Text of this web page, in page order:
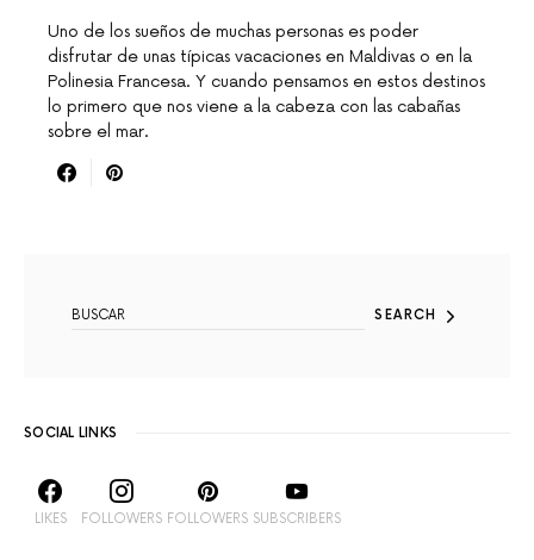
Uno de los sueños de muchas personas es poder
disfrutar de unas típicas vacaciones en Maldivas o en la
Polinesia Francesa. Y cuando pensamos en estos destinos
lo primero que nos viene a la cabeza con las cabañas
sobre el mar.
SEARCH
SOCIAL LINKS
LIKES FOLLOWERS FOLLOWERS SUBSCRIBERS